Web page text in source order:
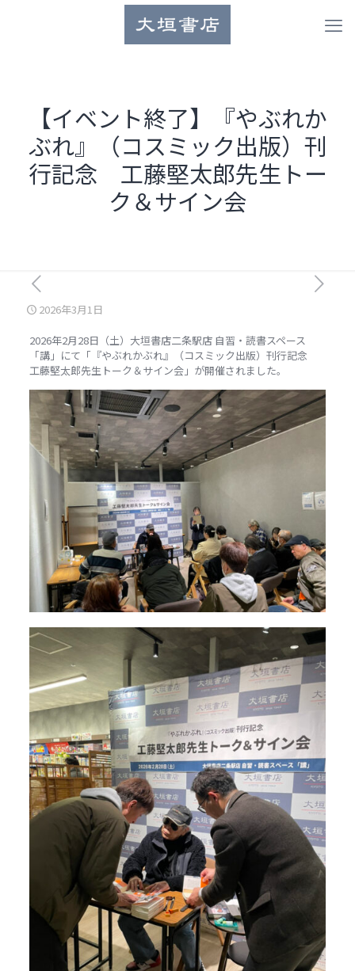
【イベント終了】『やぶれか
ぶれ』（コスミック出版）刊
行記念 工藤堅太郎先生トー
ク＆サイン会
2026年3月1日
2026年2月28日（土） 大垣書店二条駅店 自習・読書スペース
「講」 にて「『やぶれかぶれ』（コスミック出版）刊行記念
工藤堅太郎先生トーク＆サイン会」が開催されました。